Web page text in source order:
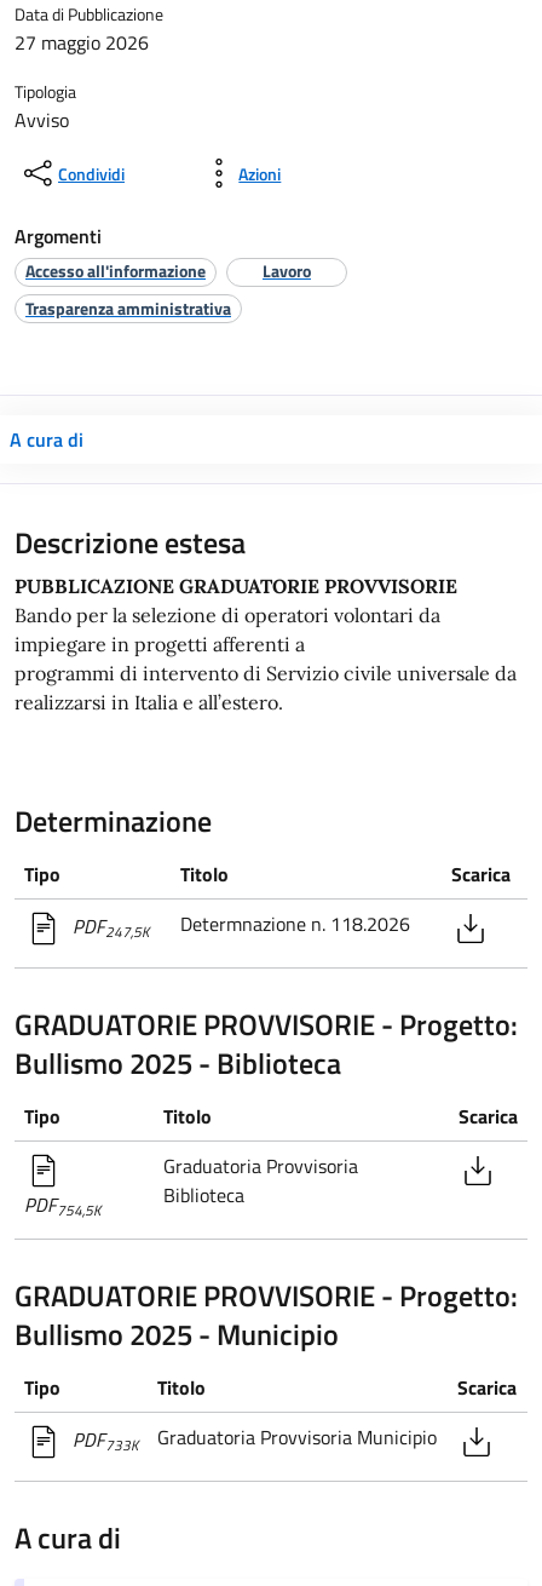
Data di Pubblicazione
27 maggio 2026
Tipologia
Avviso
Condividi Azioni
Argomenti
Accesso all'informazione
Lavoro
Trasparenza amministrativa
A cura di
Descrizione estesa
PUBBLICAZIONE GRADUATORIE PROVVISORIE
Bando per la selezione di operatori volontari da
impiegare in progetti afferenti a
programmi di intervento di Servizio civile universale da
realizzarsi in Italia e all’estero.
Determinazione
Tipo Titolo
Scarica
PDF247,5K Determnazione n. 118.2026
GRADUATORIE PROVVISORIE - Progetto:
Bullismo 2025 - Biblioteca
Tipo Titolo Scarica
PDF754,5K
Graduatoria Provvisoria
Biblioteca
GRADUATORIE PROVVISORIE - Progetto:
Bullismo 2025 - Municipio
Tipo Titolo
Scarica
PDF733K Graduatoria Provvisoria Municipio
A cura di